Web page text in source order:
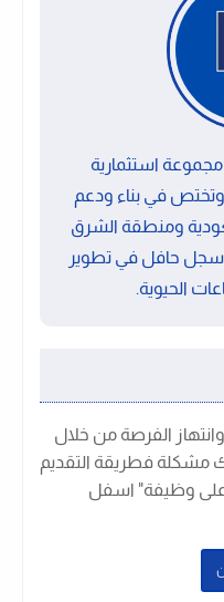
استثمارية
تأسست عام 1975، وتختص في بناء ودعم
ومنطقة الشرق
سجل حافل في تطوير
الحيوية.
الفرصة من خلال
مشكلة فطريقة التقديم
على وظيفة" اسفل